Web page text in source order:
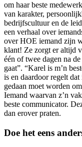
om haar beste
van karakter,
bedrijfscultuur en de
een verhaal over
over HOE iemand zijn
klant! Ze zorgt er altijd
één of twee dagen na
gaat”. “Karel is m’n
is en daardoor regelt
gedaan moet worden
Iemand waarvan z’n
beste communicator.
dan erover praten.
Doe het eens